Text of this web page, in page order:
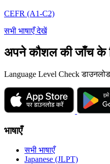
CEFR (A1-C2)
सभी भाषाएँ देखें
अपने कौशल की जाँच के
Language Level Check
भाषाएँ
सभी भाषाएँ
Japanese (JLPT)